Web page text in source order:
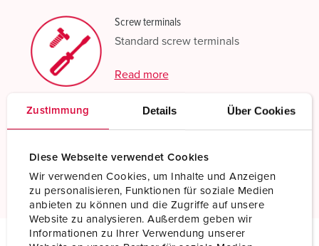
Zustimmung Details Über Cookies
Diese Webseite verwendet Cookies
Wir verwenden Cookies, um Inhalte und Anzeigen
zu personalisieren, Funktionen für soziale Medien
anbieten zu können und die Zugriffe auf unsere
Website zu analysieren. Außerdem geben wir
Informationen zu Ihrer Verwendung unserer
Screw terminals
Standard screw terminals
Read more
X-CONTACT®
Read more